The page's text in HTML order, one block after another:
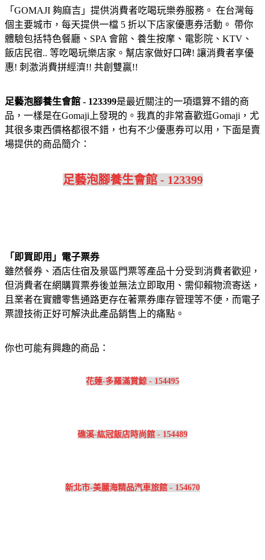
「GOMAJI 夠麻吉」提供消費者吃喝玩樂券服務。 在台灣每
個主要城市，每天提供一檔 5 折以下店家優惠券活動。 帶你
體驗包括特色餐廳、SPA 會館、養生按摩、電影院、KTV、
飯店民宿.. 等吃喝玩樂店家。幫店家做好口碑! 讓消費者享優
惠! 刺激消費拼經濟!! 共創雙贏!!
足藝泡腳養生會館 - 123399是最近關注的一項還算不錯的商
品，一樣是在Gomaji上發現的。我真的非常喜歡逛Gomaji，尤
其很多東西價格都很不錯，也有不少優惠券可以用，下面是賣
場提供的商品簡介：
足藝泡腳養生會館 - 123399
「即買即用」電子票券
雖然餐券、酒店住宿及景區門票等產品十分受到消費者歡迎，
但消費者在網購買票券後並無法立即取用、需仰賴物流寄送，
且業者在實體零售通路更存在著票券庫存管理等不便，而電子
票證技術正好可解決此產品銷售上的痛點。
你也可能有興趣的商品：
花蓮-多羅滿賞鯨 - 154495
礁溪-紘冠飯店時尚館 - 154489
新北市-美麗海精品汽車旅館 - 154670